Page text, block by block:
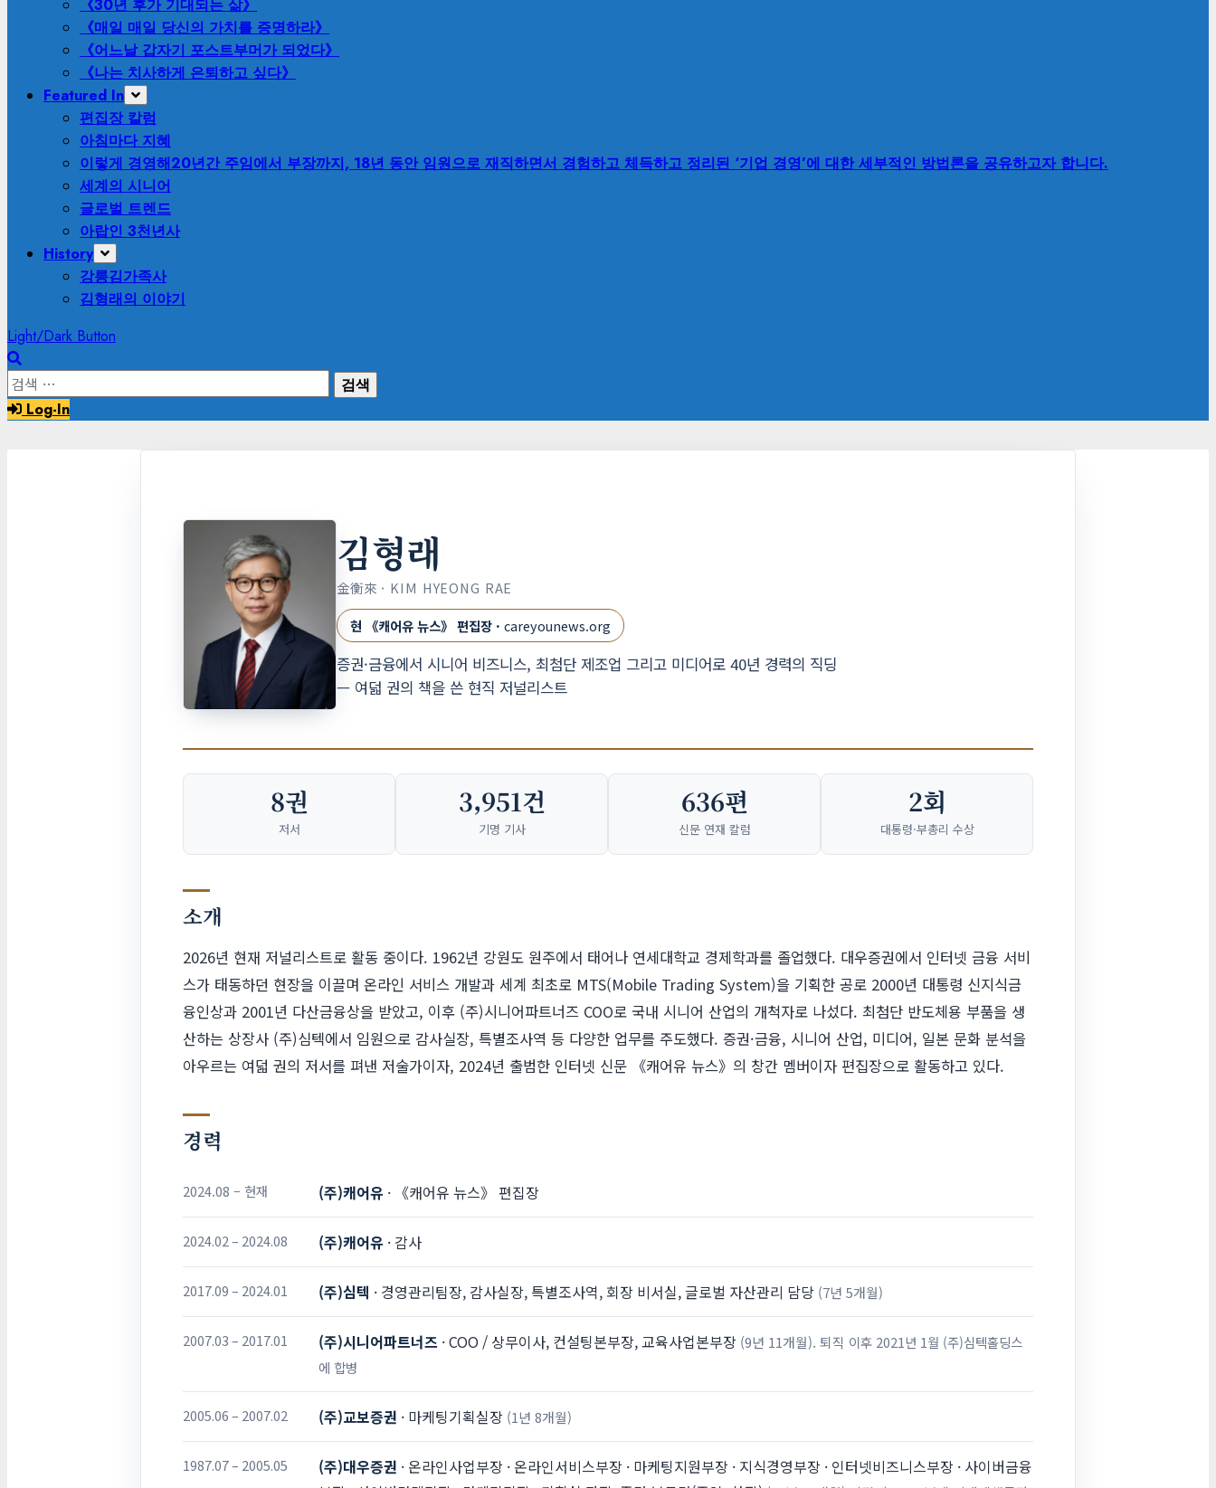
《30년 후가 기대되는 삶》
《매일 매일 당신의 가치를 증명하라》
《어느날 갑자기 포스트부머가 되었다》
《나는 치사하게 은퇴하고 싶다》
Featured In
편집장 칼럼
아침마다 지혜
이렇게 경영해20년간 주임에서 부장까지, 18년 동안 임원으로 재직하면서 경험하고 체득하고 정리된 ‘기업 경영’에 대한 세부적인 방법론을 공유하고자 합니다.
세계의 시니어
글로벌 트렌드
아랍인 3천년사
History
강릉김가족사
김형래의 이야기
Light/Dark Button
검
색:Log-In
김형래
金衡來 · KIM HYEONG RAE
현 《캐어유 뉴스》 편집장 · careyounews.org
증권·금융에서 시니어 비즈니스, 최첨단 제조업 그리고 미디어로 40년 경력의 직딩
— 여덟 권의 책을 쓴 현직 저널리스트
8권
저서
3,951건
기명 기사
636편
신문 연재 칼럼
2회
대통령·부총리 수상
소개
2026년 현재 저널리스트로 활동 중이다. 1962년 강원도 원주에서 태어나 연세대학교 경제학과를 졸업했다. 대우증권에서 인터넷 금융 서비
스가 태동하던 현장을 이끌며 온라인 서비스 개발과 세계 최초로 MTS(Mobile Trading System)을 기획한 공로 2000년 대통령 신지식금
융인상과 2001년 다산금융상을 받았고, 이후 (주)시니어파트너즈 COO로 국내 시니어 산업의 개척자로 나섰다. 최첨단 반도체용 부품을 생
산하는 상장사 (주)심텍에서 임원으로 감사실장, 특별조사역 등 다양한 업무를 주도했다. 증권·금융, 시니어 산업, 미디어, 일본 문화 분석을
아우르는 여덟 권의 저서를 펴낸 저술가이자, 2024년 출범한 인터넷 신문 《캐어유 뉴스》의 창간 멤버이자 편집장으로 활동하고 있다.
경력
2024.08 – 현재 (주)캐어유 · 《캐어유 뉴스》 편집장
2024.02 – 2024.08 (주)캐어유 · 감사
2017.09 – 2024.01 (주)심텍 · 경영관리팀장, 감사실장, 특별조사역, 회장 비서실, 글로벌 자산관리 담당 (7년 5개월)
2007.03 – 2017.01 (주)시니어파트너즈 · COO / 상무이사, 컨설팅본부장, 교육사업본부장 (9년 11개월). 퇴직 이후 2021년 1월 (주)심텍홀딩스
에 합병
2005.06 – 2007.02 (주)교보증권 · 마케팅기획실장 (1년 8개월)
1987.07 – 2005.05 (주)대우증권 · 온라인사업부장 · 온라인서비스부장 · 마케팅지원부장 · 지식경영부장 · 인터넷비즈니스부장 · 사이버금융